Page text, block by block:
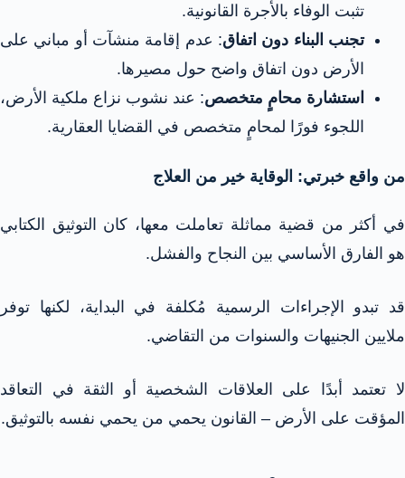
تثبت الوفاء بالأجرة القانونية.
تجنب البناء دون اتفاق: عدم إقامة منشآت أو مباني على
الأرض دون اتفاق واضح حول مصيرها.
استشارة محامٍ متخصص: عند نشوب نزاع ملكية الأرض،
اللجوء فورًا لمحامٍ متخصص في القضايا العقارية.
من واقع خبرتي: الوقاية خير من العلاج
في أكثر من قضية مماثلة تعاملت معها، كان التوثيق الكتابي
هو الفارق الأساسي بين النجاح والفشل.
قد تبدو الإجراءات الرسمية مُكلفة في البداية، لكنها توفر
ملايين الجنيهات والسنوات من التقاضي.
لا تعتمد أبدًا على العلاقات الشخصية أو الثقة في التعاقد
المؤقت على الأرض – القانون يحمي من يحمي نفسه بالتوثيق.